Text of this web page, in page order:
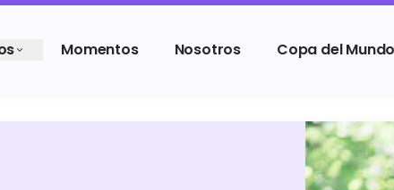
Momentos Nosotros Copa del